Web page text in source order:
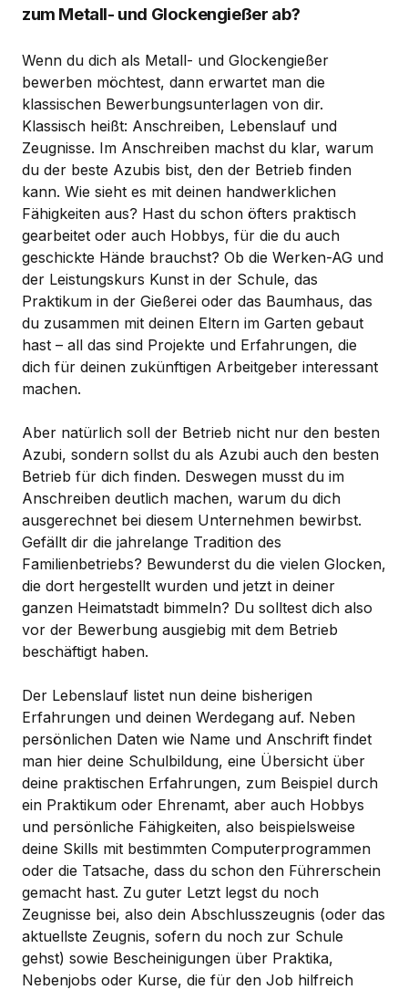
zum Metall- und Glockengießer ab?
Wenn du dich als Metall- und Glockengießer
bewerben möchtest, dann erwartet man die
klassischen Bewerbungsunterlagen von dir.
Klassisch heißt: Anschreiben, Lebenslauf und
Zeugnisse. Im Anschreiben machst du klar, warum
du der beste Azubis bist, den der Betrieb finden
kann. Wie sieht es mit deinen handwerklichen
Fähigkeiten aus? Hast du schon öfters praktisch
gearbeitet oder auch Hobbys, für die du auch
geschickte Hände brauchst? Ob die Werken-AG und
der Leistungskurs Kunst in der Schule, das
Praktikum in der Gießerei oder das Baumhaus, das
du zusammen mit deinen Eltern im Garten gebaut
hast – all das sind Projekte und Erfahrungen, die
dich für deinen zukünftigen Arbeitgeber interessant
machen.
Aber natürlich soll der Betrieb nicht nur den besten
Azubi, sondern sollst du als Azubi auch den besten
Betrieb für dich finden. Deswegen musst du im
Anschreiben deutlich machen, warum du dich
ausgerechnet bei diesem Unternehmen bewirbst.
Gefällt dir die jahrelange Tradition des
Familienbetriebs? Bewunderst du die vielen Glocken,
die dort hergestellt wurden und jetzt in deiner
ganzen Heimatstadt bimmeln? Du solltest dich also
vor der Bewerbung ausgiebig mit dem Betrieb
beschäftigt haben.
Der Lebenslauf listet nun deine bisherigen
Erfahrungen und deinen Werdegang auf. Neben
persönlichen Daten wie Name und Anschrift findet
man hier deine Schulbildung, eine Übersicht über
deine praktischen Erfahrungen, zum Beispiel durch
ein Praktikum oder Ehrenamt, aber auch Hobbys
und persönliche Fähigkeiten, also beispielsweise
deine Skills mit bestimmten Computerprogrammen
oder die Tatsache, dass du schon den Führerschein
gemacht hast. Zu guter Letzt legst du noch
Zeugnisse bei, also dein Abschlusszeugnis (oder das
aktuellste Zeugnis, sofern du noch zur Schule
gehst) sowie Bescheinigungen über Praktika,
Nebenjobs oder Kurse, die für den Job hilfreich